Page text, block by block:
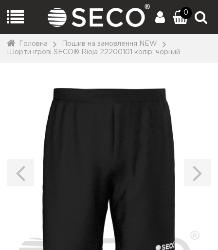
0
Головна
Пошив на замовлення NEW
Шорти ігрові SECO® Rioja 22200101 колiр: чорний